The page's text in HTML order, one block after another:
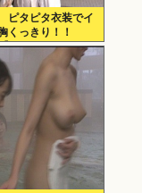
タピタ衣装でイ
くっきり！！
】